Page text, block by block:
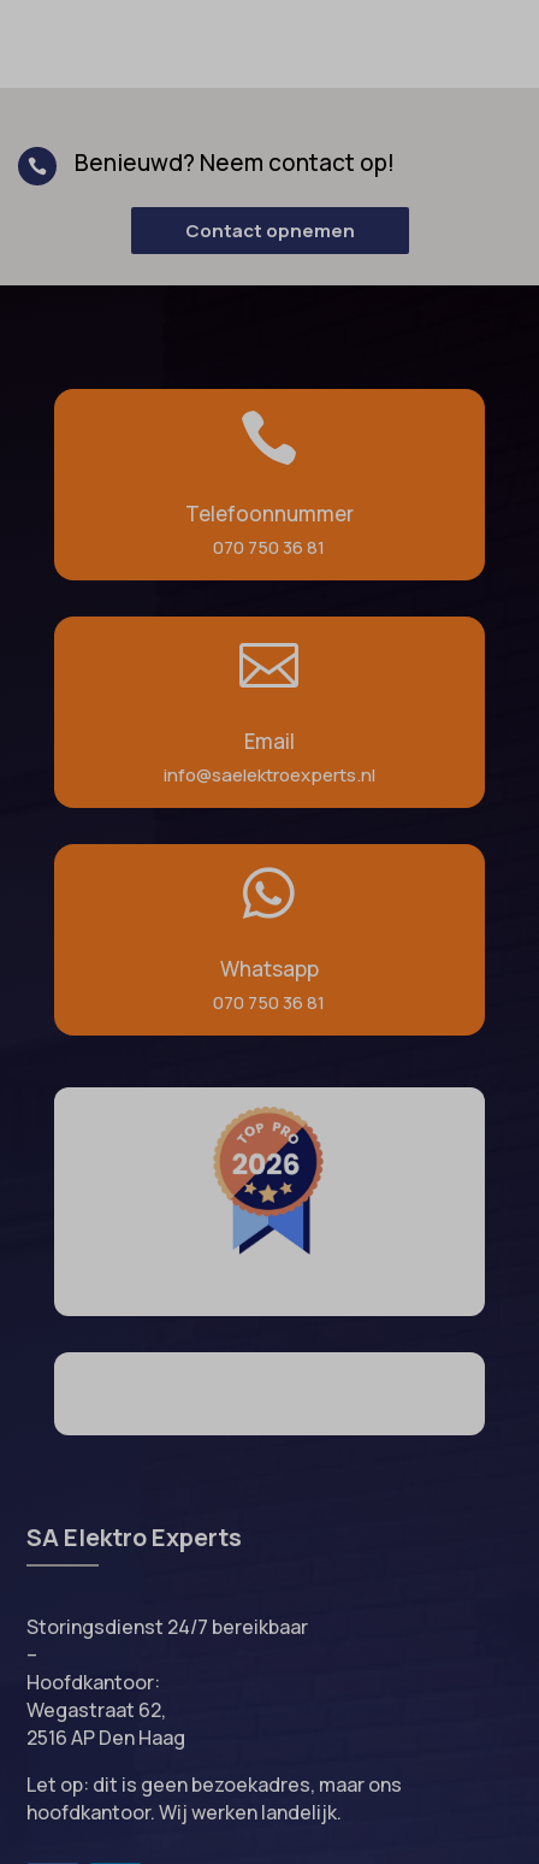
 Benieuwd? Neem contact op!
Contact opnemen

Telefoonnummer
070 750 36 81

Email
info@saelektroexperts.nl

Whatsapp
070 750 36 81
SA Elektro Experts
Storingsdienst 24/7 bereikbaar
–
Hoofdkantoor:
Wegastraat 62,
2516 AP Den Haag
Let op: dit is geen bezoekadres, maar ons
hoofdkantoor. Wij werken landelijk.